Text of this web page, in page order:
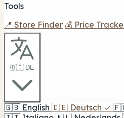
Tools
📍 Store Finder 💰 Price
🇩🇪 DE
🇬🇧 English 🇩🇪 Deutsch ✓